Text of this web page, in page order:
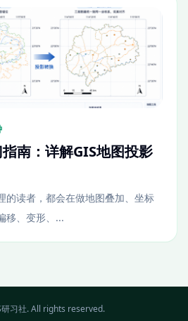
南：详解GIS地图投影
的读者，都会在做地图叠加、坐标
移、变形、...
习社. All rights reserved.